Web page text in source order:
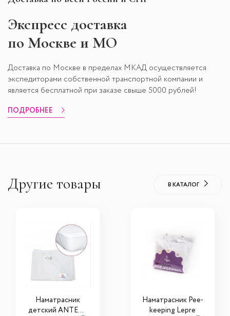
Экспресс доставка
по Москве и МО
Доставка по Москве в пределах МКАД осуществляется
экспедиторами собственной транспортной компании и
является бесплатной при заказе свыше 5000 рублей!
ПОДРОБНЕЕ
Другие товары В КАТАЛОГ
Наматрасник
детский ANTEMI
Наматрасник Pee-
keeping Lepre